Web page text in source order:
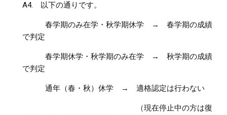
A4. 以下の通りです。
春学期のみ在学・秋学期休学 → 春学期の成績
で判定
春学期休学・秋学期のみ在学 → 秋学期の成績
で判定
通年（春・秋）休学 → 適格認定は行わない
（現在停止中の方は復